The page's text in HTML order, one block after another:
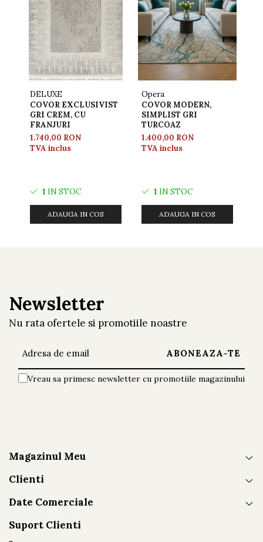
DELUXE
COVOR EXCLUSIVIST
GRI CREM, CU
FRANJURI
1.740,00 RON
TVA inclus
1 IN STOC
ADAUGA IN COS
Opera
COVOR MODERN,
SIMPLIST GRI
TURCOAZ
1.400,00 RON
TVA inclus
1 IN STOC
ADAUGA IN COS
Newsletter
Nu rata ofertele si promotiile noastre
Vreau sa primesc newsletter cu promotiile magazinului
Magazinul Meu
Clienti
Date Comerciale
Suport Clienti